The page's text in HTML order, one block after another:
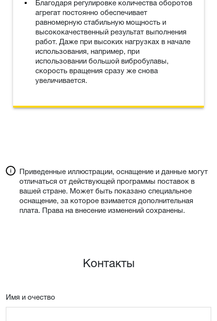
Благодаря регулировке количества оборотов
агрегат постоянно обеспечивает
равномерную стабильную мощность и
высококачественный результат выполнения
работ. Даже при высоких нагрузках в начале
использования, например, при
использовании большой вибробулавы,
скорость вращения сразу же снова
увеличивается.
Приведенные иллюстрации, оснащение и данные могут
отличаться от действующей программы поставок в
вашей стране. Может быть показано специальное
оснащение, за которое взимается дополнительная
плата. Права на внесение изменений сохранены.
Контакты
Имя и очествo